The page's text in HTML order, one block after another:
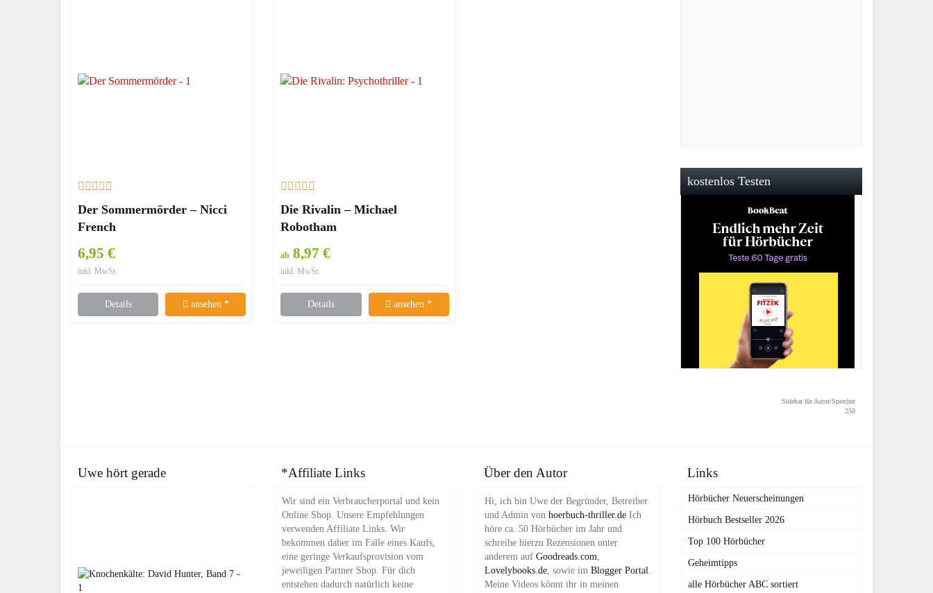
Der Sommermörder – Nicci
French
6,95 €
inkl. MwSt.
Details ansehen *
Die Rivalin – Michael
Robotham
ab 8,97 €
inkl. MwSt.
Details ansehen *
kostenlos Testen
Sidebar für Autor/Sprecher
250
Uwe hört gerade *Affiliate Links
Wir sind ein Verbraucherportal und kein
Online Shop. Unsere Empfehlungen
verwenden Affiliate Links. Wir
bekommen daher im Falle eines Kaufs,
eine geringe Verkaufsprovision vom
jeweiligen Partner Shop. Für dich
entstehen dadurch natürlich keine
Über den Autor
Hi, ich bin Uwe der Begründer, Betreiber
und Admin von hoerbuch-thriller.de Ich
höre ca. 50 Hörbücher im Jahr und
schreibe hierzu Rezensionen unter
anderem auf Goodreads.com,
Lovelybooks.de, sowie im Blogger Portal.
Meine Videos könnt ihr in meinen
Links
Hörbücher Neuerscheinungen
Hörbuch Bestseller 2026
Top 100 Hörbücher
Geheimtipps
alle Hörbücher ABC sortiert